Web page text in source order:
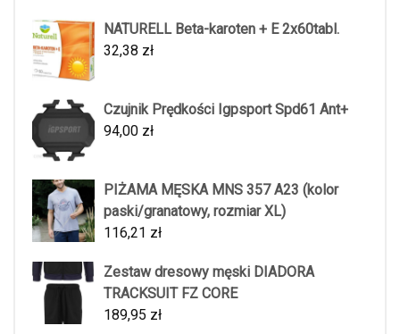
NATURELL Beta-karoten + E 2x60tabl.
32,38 zł
Czujnik Prędkości Igpsport Spd61 Ant+
94,00 zł
PIŻAMA MĘSKA MNS 357 A23 (kolor
paski/granatowy, rozmiar XL)
116,21 zł
Zestaw dresowy męski DIADORA
TRACKSUIT FZ CORE
189,95 zł